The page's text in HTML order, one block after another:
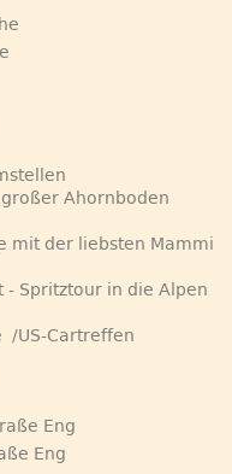
Ahornboden
mit der liebsten Mammi
- Spritztour in die Alpen
/US-Cartreffen
Eng